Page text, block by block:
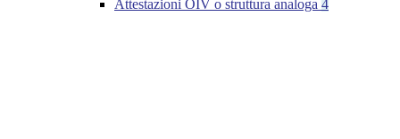
Attestazioni OIV o struttura analoga 4